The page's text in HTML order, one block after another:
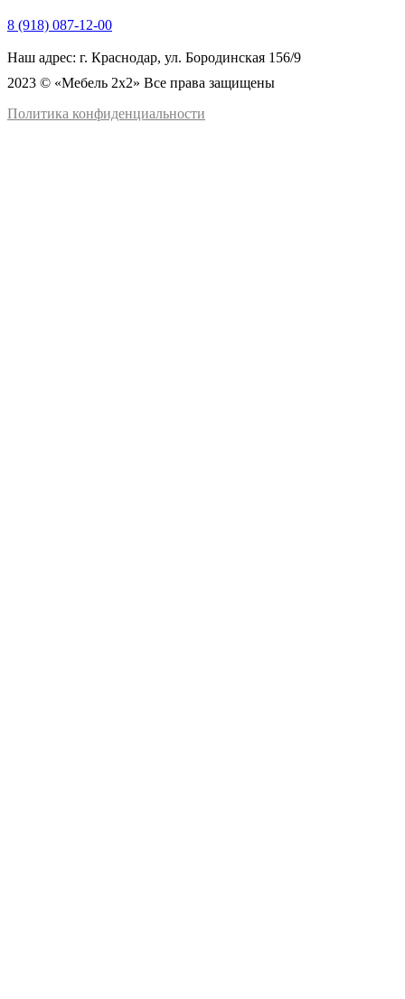
8 (918) 087-12-00
Наш адрес: г. Краснодар, ул. Бородинская 156/9
2023 © «Мебель 2x2» Все права защищены
Политика конфиденциальности